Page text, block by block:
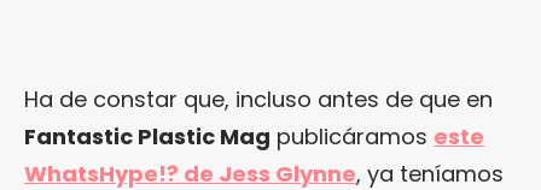
Ha de constar que, incluso antes de que en
Fantastic Plastic Mag publicáramos este
WhatsHype!? de Jess Glynne, ya teníamos